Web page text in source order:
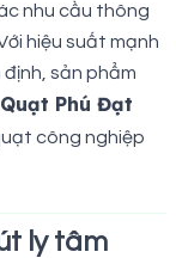
nhu cầu thông
hiệu suất mạnh
sản phẩm
Quạt Phú Đạt
công nghiệp
ly tâm